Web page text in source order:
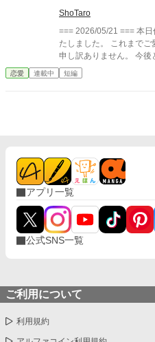
ている！ 聞こえているんだろ！ おい！
るルーシュに私は何も言
葉により私は反射的に彼に
ているわ！ その反応を見てルーシュは驚いたのかキョトンとした
顔をしていた。しかしすぐ
えているじゃないか！ なら
りたい質問である。 「それより、この婚約破棄の理由は何かし
ら？ 私は貴方に何かした覚え
問にルーシュはさも当然と
な理由など決まっている
えたからに決まっている！」 そう言って彼は指をさした。
が指し示している先には
ったが、少ししてからそ
「そんな理由で！？だっ
様に拾っていただきたくこちらに来
ボタスキー。ボタスキー
冷酷と噂の第二王子
ShoTaro
=== 2026/05/21 === 本
たしました。 これまで
申し訳ありません。 今後
す。 === 伯爵令嬢リーゼロッテは、婚約者アレクシスが「病弱な
幼馴染エルマ」を優先す
冷酷王子の溺愛。誰にも
身の名前」で愛される物語
恋愛 連載中 短編
アプリ一覧
公式SNS一覧
ご利用について
利用規約